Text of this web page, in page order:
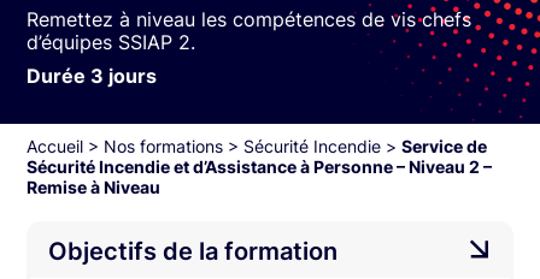
Remettez à niveau les compétences de vis chefs
d’équipes SSIAP 2.​
Durée 3 jours
Accueil > Nos formations > Sécurité Incendie >Service de
Sécurité Incendie et d’Assistance à Personne – Niveau 2 –
Remise à Niveau
Objectifs de la formation